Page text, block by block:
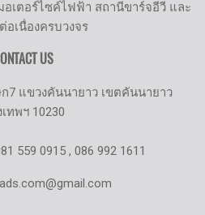
เตอร์ไซค์ไฟฟ้า สถานีขาร์จอีวี และ
เนื่องครบวงจร
US
7 แขวงคันนายาว เขตคันนายาว
เทพฯ 10230
559 0915 , 086 992 1611